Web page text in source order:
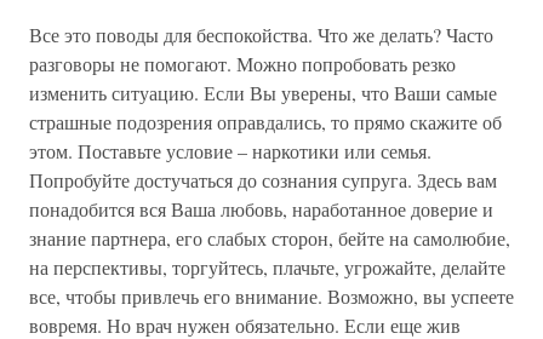
Все это поводы для беспокойства. Что же делать? Часто
разговоры не помогают. Можно попробовать резко
изменить ситуацию. Если Вы уверены, что Ваши самые
страшные подозрения оправдались, то прямо скажите об
этом. Поставьте условие – наркотики или семья.
Попробуйте достучаться до сознания супруга. Здесь вам
понадобится вся Ваша любовь, наработанное доверие и
знание партнера, его слабых сторон, бейте на самолюбие,
на перспективы, торгуйтесь, плачьте, угрожайте, делайте
все, чтобы привлечь его внимание. Возможно, вы успеете
вовремя. Но врач нужен обязательно. Если еще жив